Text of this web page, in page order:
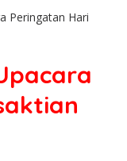
Peringatan Hari